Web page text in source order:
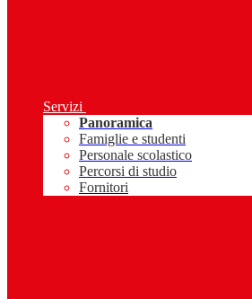
Servizi
Panoramica
Famiglie e studenti
Personale scolastico
Percorsi di studio
Fornitori